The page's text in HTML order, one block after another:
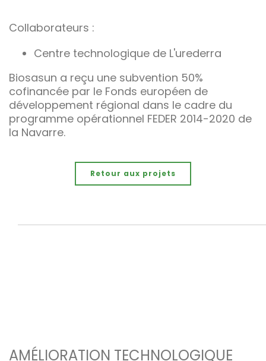
Collaborateurs :
Centre technologique de L'urederra
Biosasun a reçu une subvention 50%
cofinancée par le Fonds européen de
développement régional dans le cadre du
programme opérationnel FEDER 2014-2020 de
la Navarre.
Retour aux projets
AMÉLIORATION TECHNOLOGIQUE